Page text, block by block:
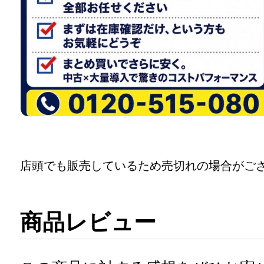
店頭でも販売しているため売切れの場合がご
商品レビュー